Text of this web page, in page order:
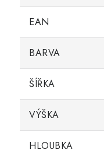
EAN
BARVA
ŠÍŘKA
VÝŠKA
HLOUBKA